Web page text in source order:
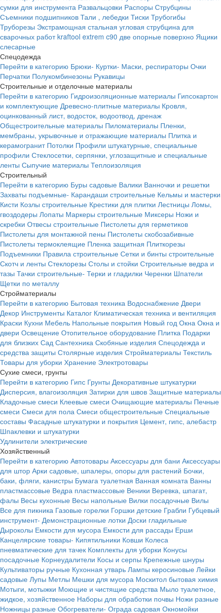
сумки для инструмента Развальцовки Распоры Струбцины
Съемники подшипников Тали , лебедки Тиски Трубогибы
Труборезы Экстрамощная стальная угловая струбцина для
сварочных работ kraftool extrem c90 две опорные поверхно Ящики
слесарные
Спецодежда
Перейти в категорию Брюки- Куртки- Маски, респираторы Очки
Перчатки Полукомбинезоны Рукавицы
Строительные и отделочные материалы
Перейти в категорию Гидроизоляционные материалы Гипсокартон
и комплектующие Древесно-плитные материалы Кровля,
оцинкованный лист, водосток, водоотвод, дренаж
Общестроительные материалы Пиломатериалы Пленки,
мембраны, укрывочные и отражающие материалы Плитка и
керамогранит Потолки Профили штукатурные, специальные
профили Стеклосетки, серпянки, углозащитные и специальные
ленты Сыпучие материалы Теплоизоляция
Строительный
Перейти в категорию Буры садовые Валики Ванночки и решетки
Захваты подъемные- Карандаши строительные Кельмы и мастерки
Кисти Козлы строительные Крестики для плитки Лестницы Ломы,
гвоздодеры Лопаты Маркеры строительные Миксеры Ножи и
скребки Отвесы строительные Пистолеты для герметиков
Пистолеты для монтажной пены Пистолеты скобозабивные
Пистолеты термоклеящие Пленка защитная Плиткорезы
Подъемники Правила строительные Сетки и бинты строительные
Скотч и ленты Стеклорезы Столы и стойки Строительные ведра и
тазы Тачки строительные- Терки и гладилки Черенки Шпатели
Щетки по металлу
Стройматериалы
Перейти в категорию Бытовая техника Водоснабжение Двери
Декор Инструменты Каталог Климатическая техника и вентиляция
Краски Кухни Мебель Напольные покрытия Новый год Окна Окна и
двери Освещение Отопительное оборудование Плитка Подарки
для близких Сад Сантехника Скобяные изделия Спецодежда и
средства защиты Столярные изделия Стройматериалы Текстиль
Товары для уборки Хранение Электротовары
Сухие смеси, грунты
Перейти в категорию Гипс Грунты Декоративные штукатурки
Дисперсия, влагоизоляция Затирки для швов Защитные материалы
Кладочные смеси Клеевые смеси Очищающие материалы Печные
смеси Смеси для пола Смеси общестроительные Специальные
составы Фасадные штукатурки и покрытия Цемент, гипс, алебастр
Шпаклевки и штукатурки
Удлинители электрические
Хозяйственный
Перейти в категорию Автотовары Аксессуары для бани Аксессуары
для штор Арки садовые, шпалеры, опоры для растений Бочки,
баки, фляги, канистры Бумага туалетная Ванная комната Ванны
пластмассовые Ведра пластмассовые Веники Веревка, шпагат,
фалы Весы кухонные Весы напольные Вилки посадочные Вилы
Все для пикника Газовые горелки Горшки детские Грабли Губцевый
инструмент- Демонстрационные лотки Доски гладильные
Дыроколы Емкости для мусора Емкости для рассады Ерши
Канцелярские товары- Кипятильники Ковши Колеса
пневматические для тачек Комплекты для уборки Конусы
посадочные Корнеудалители Косы и серпы Крепежные шнуры
Культиваторы ручные Кухонная утварь Лампы керосиновые Лейки
садовые Лупы Метлы Мешки для мусора Москитол бытовая химия
Мотыги, мотыжки Моющие и чистящие средства Мыло туалетное,
жидкое, хозяйственное Наборы для обработки почвы Ножи разные
Ножницы разные Обогреватели- Ограда садовая Окномойки